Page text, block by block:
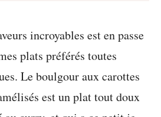
incroyables est en passe
plats préférés toutes
Le boulgour aux carottes
est un plat tout doux